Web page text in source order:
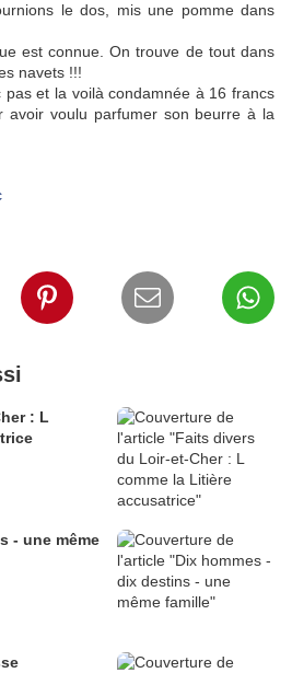
le dos, mis une pomme dans
est connue. On trouve de tout dans
navets !!!
et la voilà condamnée à 16 francs
avoir voulu parfumer son beurre à la
: L
- une même